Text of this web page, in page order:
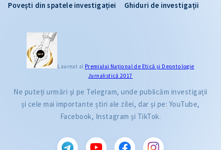
Povești din spatele investigației
Ghiduri de investigații
Laureat al Premiului Naţional de Etică și Deontologie
Jurnalistică 2017
Ne puteți urmări și pe Telegram, unde publicăm investigații
și cele mai importante știri ale zilei, dar și pe: YouTube,
Facebook, Instagram și TikTok.